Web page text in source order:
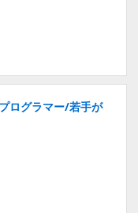
ログラマー/若手が